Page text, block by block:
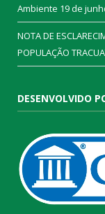
Ambiente 19 de
NOTA DE
POPULAÇÃO
DESENVOLVIDO